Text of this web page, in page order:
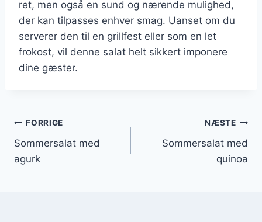
ret, men også en sund og nærende mulighed,
der kan tilpasses enhver smag. Uanset om du
serverer den til en grillfest eller som en let
frokost, vil denne salat helt sikkert imponere
dine gæster.
Indlægsnavigation
FORRIGE
Sommersalat med
agurk
NÆSTE
Sommersalat med
quinoa